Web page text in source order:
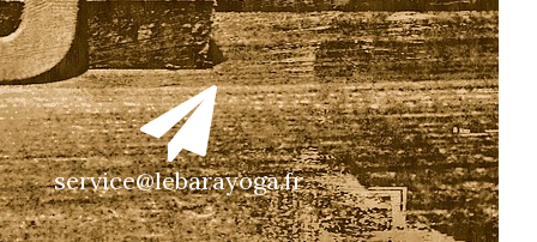
service@lebarayoga.fr